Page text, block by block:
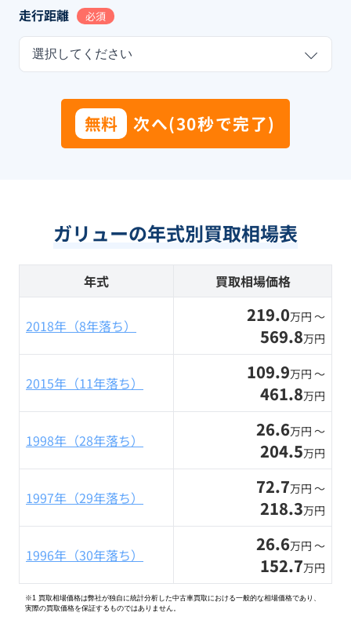
走行距離 必須
選択してください
無料 次へ(30秒で完了)
ガリューの年式別買取相場表
年式 買取相場価格
2018年（8年落ち） 219.0万円 〜
569.8万円
2015年（11年落ち） 109.9万円 〜
461.8万円
1998年（28年落ち） 26.6万円 〜
204.5万円
1997年（29年落ち） 72.7万円 〜
218.3万円
1996年（30年落ち） 26.6万円 〜
152.7万円
※1 買取相場価格は弊社が独自に統計分析した中古車買取における一般的な相場価格であり、
実際の買取価格を保証するものではありません。